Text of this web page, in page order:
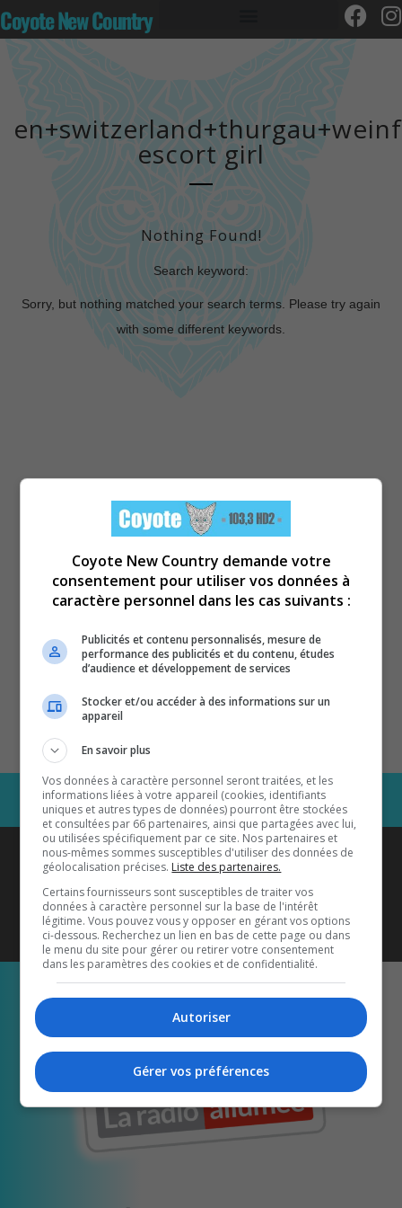
Coyote New Country
escort girl
Nothing Found!
Search keyword:
Sorry, but nothing matched your search terms. Please try again
with some different keywords.
Coyote New Countryest diffusé
également sur1033 HD2
Écoutez-nous aussi sur…
Coyote New Country demande votre
consentement pour utiliser vos données à
caractère personnel dans les cas suivants :
Publicités et contenu personnalisés, mesure de
performance des publicités et du contenu, études
d’audience et développement de services
Stocker et/ou accéder à des informations sur un
appareil
En savoir plus
Vos données à caractère personnel seront traitées, et les
informations liées à votre appareil (cookies, identifiants
uniques et autres types de données) pourront être stockées
et consultées par 66 partenaires, ainsi que partagées avec lui,
ou utilisées spécifiquement par ce site. Nos partenaires et
nous-mêmes sommes susceptibles d'utiliser des données de
géolocalisation précises. Liste des partenaires.
Certains fournisseurs sont susceptibles de traiter vos
données à caractère personnel sur la base de l'intérêt
légitime. Vous pouvez vous y opposer en gérant vos options
ci-dessous. Recherchez un lien en bas de cette page ou dans
le menu du site pour gérer ou retirer votre consentement
dans les paramètres des cookies et de confidentialité.
Autoriser
Gérer vos préférences